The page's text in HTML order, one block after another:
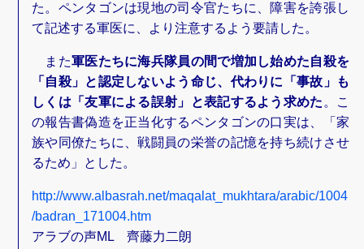
た。ペンタゴンは現地の司令官たちに、障害を誇張し
て記述する軍医に、より注意するよう要請した。
また軍医たちに海兵隊員の間で増加し始めた自殺を
「自殺」と認定しないよう命じ、代わりに「事故」も
しくは「友軍による誤射」と表記するよう求めた 。こ
の報告書偽造を正当化するペンタゴンの口実は、「家
族や同僚たちに、戦闘員の栄誉の記憶を持ち続けさせ
るため」とした。
http://www.albasrah.net/maqalat_mukhtara/arabic/1004
/badran_171004.htm
アラブの声ML 齊藤力二朗